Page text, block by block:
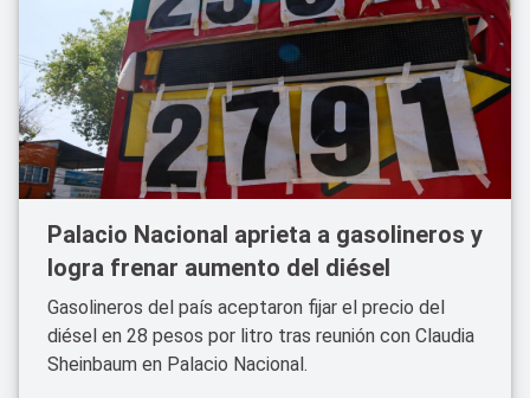
Palacio Nacional aprieta a gasolineros y
logra frenar aumento del diésel
Gasolineros del país aceptaron fijar el precio del
diésel en 28 pesos por litro tras reunión con Claudia
Sheinbaum en Palacio Nacional.